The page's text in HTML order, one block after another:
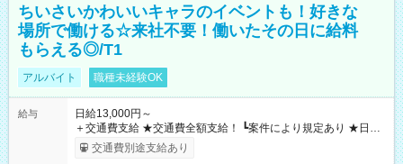
ちいさいかわいいキャラのイベントも！好きな
場所で働ける☆来社不要！働いたその日に給料
もらえる◎/T1
アルバイト 職種未経験OK
給与
日給13,000円～
＋交通費支給 ★交通費全額支給！ ┗案件により規定あり ★日払
いOK！（規定あり） ┗働いたその日に現金GET♪ お仕事後はコ
ンビニATMから 日払い分を引き落とせます！ 【試用期間】試
交通費別途支給あり